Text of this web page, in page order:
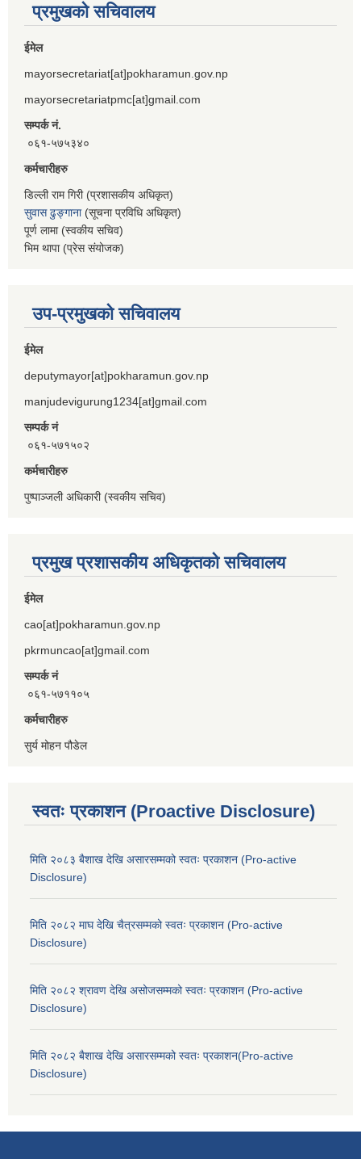
प्रमुखको सचिवालय
ईमेल
mayorsecretariat[at]pokharamun.gov.np
mayorsecretariatpmc[at]gmail.com
सम्पर्क नं.
०६१-५७५३४०
कर्मचारीहरु
डिल्ली राम गिरी (प्रशासकीय अधिकृत)
सुवास ढुङ्गाना(सूचना प्रविधि अधिकृत)
पूर्ण लामा (स्वकीय सचिव)
भिम थापा (प्रेस संयोजक)
उप-प्रमुखको सचिवालय
ईमेल
deputymayor[at]pokharamun.gov.np
manjudevigurung1234[at]gmail.com
सम्पर्क नं
०६१-५७१५०२
कर्मचारीहरु
पुष्पाञ्जली अधिकारी (स्वकीय सचिव)
प्रमुख प्रशासकीय अधिकृतको सचिवालय
ईमेल
cao[at]pokharamun.gov.np
pkrmuncao[at]gmail.com
सम्पर्क नं
०६१-५७११०५
कर्मचारीहरु
सुर्य मोहन पौडेल
स्वतः प्रकाशन (Proactive Disclosure)
मिति २०८३ बैशाख देखि असारसम्मको स्वतः प्रकाशन (Pro-active
Disclosure)
मिति २०८२ माघ देखि चैत्रसम्मको स्वतः प्रकाशन (Pro-active
Disclosure)
मिति २०८२ श्रावण देखि असोजसम्मको स्वतः प्रकाशन (Pro-active
Disclosure)
मिति २०८२ बैशाख देखि असारसम्मको स्वतः प्रकाशन(Pro-active
Disclosure)